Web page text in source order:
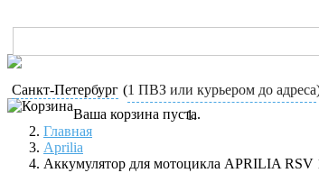
Санкт-Петербург (1 ПВЗ или курьером до адреса
Ваша корзина пуста.
Главная
Aprilia
Аккумулятор для мотоцикла APRILIA